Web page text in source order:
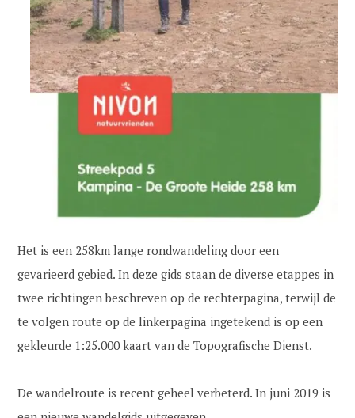
Het is een 258km lange rondwandeling door een
gevarieerd gebied. In deze gids staan de diverse etappes in
twee richtingen beschreven op de rechterpagina, terwijl de
te volgen route op de linkerpagina ingetekend is op een
gekleurde 1:25.000 kaart van de Topografische Dienst.
De wandelroute is recent geheel verbeterd. In juni 2019 is